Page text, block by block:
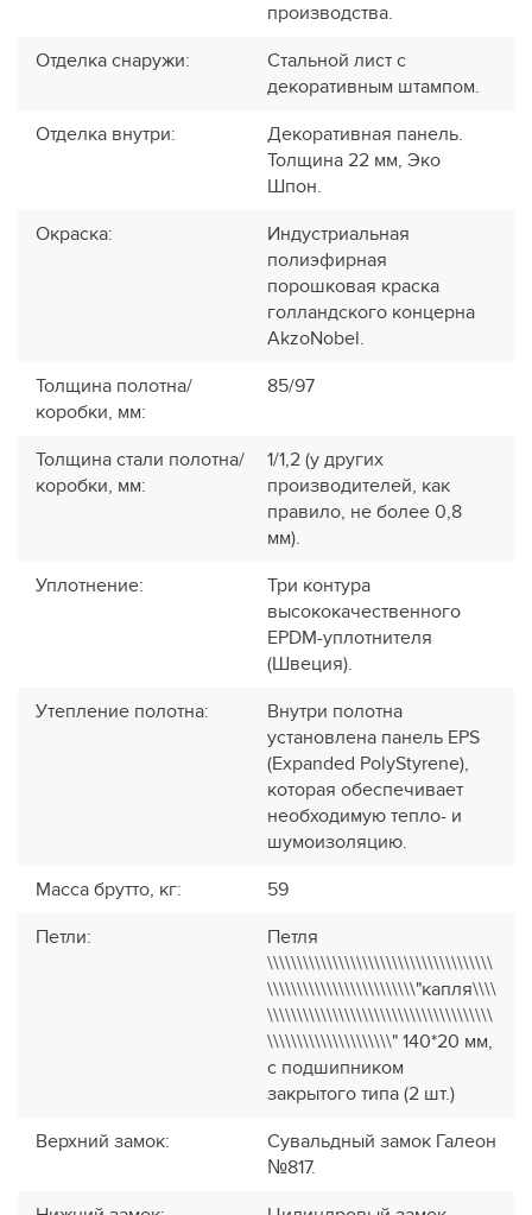
производства.
Отделка снаружи:
Стальной лист с
декоративным штампом.
Отделка внутри:
Декоративная панель.
Толщина 22 мм, Эко
Шпон.
Окраска:
Индустриальная
полиэфирная
порошковая краска
голландского концерна
AkzoNobel.
Толщина полотна/
коробки, мм:
85/97
Толщина стали полотна/
коробки, мм:
1/1,2 (у других
производителей, как
правило, не более 0,8
мм).
Уплотнение:
Три контура
высококачественного
EPDM-уплотнителя
(Швеция).
Утепление полотна:
Внутри полотна
установлена панель EPS
(Expanded PolyStyrene),
которая обеспечивает
необходимую тепло- и
шумоизоляцию.
Масса брутто, кг:
59
Петли:
Петля
\\\\\\\\\\\\\\\\\\\\\\\\\\\\\\\\\\\\\\
\\\\\\\\\\\\\\\\\\\\\\\\\"капля\\\\
\\\\\\\\\\\\\\\\\\\\\\\\\\\\\\\\\\\\\\
\\\\\\\\\\\\\\\\\\\\\" 140*20 мм,
с подшипником
закрытого типа (2 шт.)
Верхний замок:
Сувальдный замок Галеон
№817.